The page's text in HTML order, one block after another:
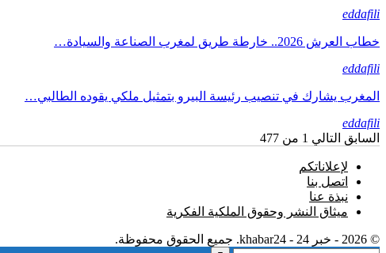
eddafili
خطاب العرش 2026.. خارطة طريق لمغرب الصناعة والسيادة…
eddafili
المغرب يشارك في تنصيب رئيسة البيرو بتمثيل ملكي يقوده الطالبي…
eddafili
السابق التالي 1 من 477
لإعلاناتكم
اتصل بنا
نبذة عنا
ميثاق النشر وحقوق الملكية الفكرية
© 2026 - خبر 24 - khabar24. جميع الحقوق محفوظة.